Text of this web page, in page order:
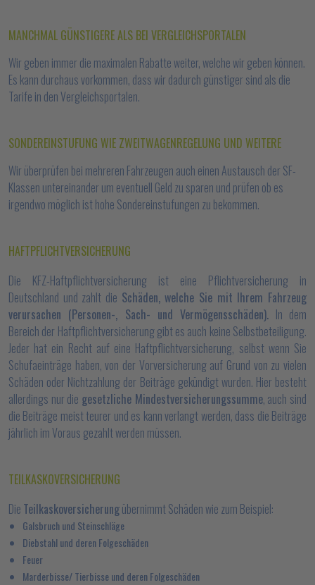
MANCHMAL GÜNSTIGERE ALS BEI VERGLEICHSPORTALEN
Wir geben immer die maximalen Rabatte weiter, welche wir geben können.
Es kann durchaus vorkommen, dass wir dadurch günstiger sind als die
Tarife in den Vergleichsportalen.
SONDEREINSTUFUNG WIE ZWEITWAGENREGELUNG UND WEITERE
Wir überprüfen bei mehreren Fahrzeugen auch einen Austausch der SF-
Klassen untereinander um eventuell Geld zu sparen und prüfen ob es
irgendwo möglich ist hohe Sondereinstufungen zu bekommen.
HAFTPFLICHTVERSICHERUNG
Die KFZ-Haftpflichtversicherung ist eine Pflichtversicherung in
Deutschland und zahlt die Schäden, welche Sie mit Ihrem Fahrzeug
verursachen (Personen-, Sach- und Vermögensschäden). In dem
Bereich der Haftpflichtversicherung gibt es auch keine Selbstbeteiligung.
Jeder hat ein Recht auf eine Haftpflichtversicherung, selbst wenn Sie
Schufaeinträge haben, von der Vorversicherung auf Grund von zu vielen
Schäden oder Nichtzahlung der Beiträge gekündigt wurden. Hier besteht
allerdings nur die gesetzliche Mindestversicherungssumme, auch sind
die Beiträge meist teurer und es kann verlangt werden, dass die Beiträge
jährlich im Voraus gezahlt werden müssen.
TEILKASKOVERSICHERUNG
Die Teilkaskoversicherungübernimmt Schäden wie zum Beispiel:
Galsbruch und Steinschläge
Diebstahl und deren Folgeschäden
Feuer
Marderbisse/ Tierbisse und deren Folgeschäden